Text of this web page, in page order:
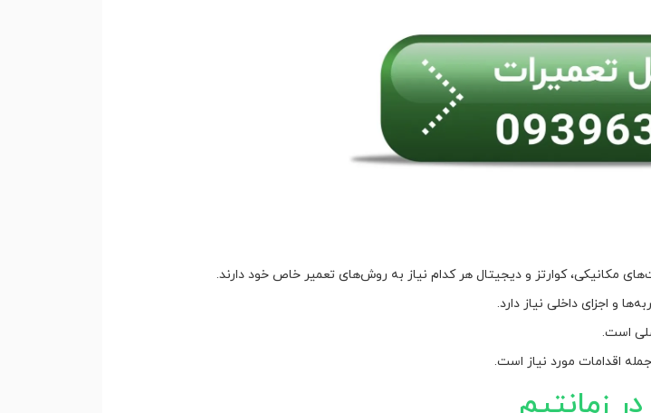
کوارتز و دیجیتال هر کدام نیاز به روش‌های تعمیر خاص خود دارند.
و اجزای داخلی نیاز دارد.
است.
اقدامات مورد نیاز است.